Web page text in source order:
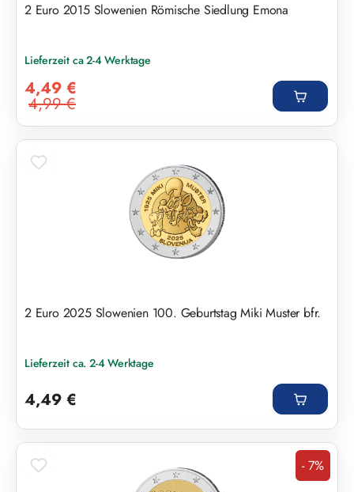
2 Euro 2015 Slowenien Römische Siedlung Emona
Lieferzeit ca 2-4 Werktage
4,49 €
Regulärer Preis:
4,99 €
2 Euro 2025 Slowenien 100. Geburtstag Miki Muster bfr.
Lieferzeit ca. 2-4 Werktage
4,49 €
Rabatt
- 7%